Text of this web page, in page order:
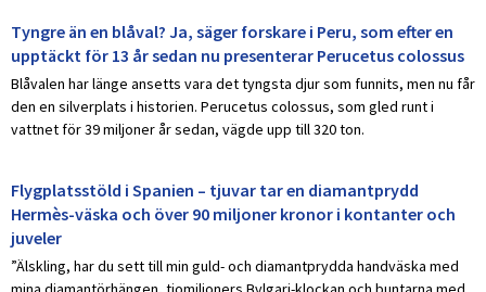
Tyngre än en blåval? Ja, säger forskare i Peru, som efter en
upptäckt för 13 år sedan nu presenterar Perucetus colossus
Blåvalen har länge ansetts vara det tyngsta djur som funnits, men nu får
den en silverplats i historien. Perucetus colossus, som gled runt i
vattnet för 39 miljoner år sedan, vägde upp till 320 ton.
Flygplatsstöld i Spanien – tjuvar tar en diamantprydd
Hermès-väska och över 90 miljoner kronor i kontanter och
juveler
”Älskling, har du sett till min guld- och diamantprydda handväska med